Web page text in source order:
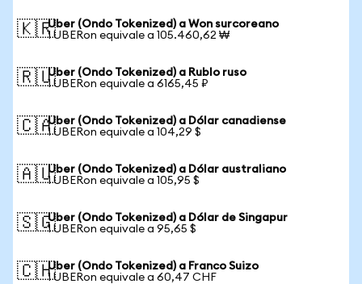
🇰🇷Uber (Ondo Tokenized) a Won surcoreano
1 UBERon equivale a 105.460,62 ₩
🇷🇺Uber (Ondo Tokenized) a Rublo ruso
1 UBERon equivale a 6165,45 ₽
🇨🇦Uber (Ondo Tokenized) a Dólar canadiense
1 UBERon equivale a 104,29 $
🇦🇺Uber (Ondo Tokenized) a Dólar australiano
1 UBERon equivale a 105,95 $
🇸🇬Uber (Ondo Tokenized) a Dólar de Singapur
1 UBERon equivale a 95,65 $
🇨🇭Uber (Ondo Tokenized) a Franco Suizo
1 UBERon equivale a 60,47 CHF